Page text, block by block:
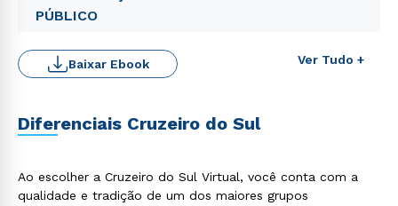
PÚBLICO
Ver Tudo +
Baixar Ebook
Diferenciais Cruzeiro do Sul
Ao escolher a Cruzeiro do Sul Virtual, você conta com a
qualidade e tradição de um dos maiores grupos
WhatsApp